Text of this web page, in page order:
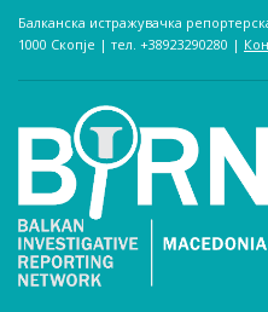
Балканска истражувачка
1000 Скопје | тел. +38923290280­ |